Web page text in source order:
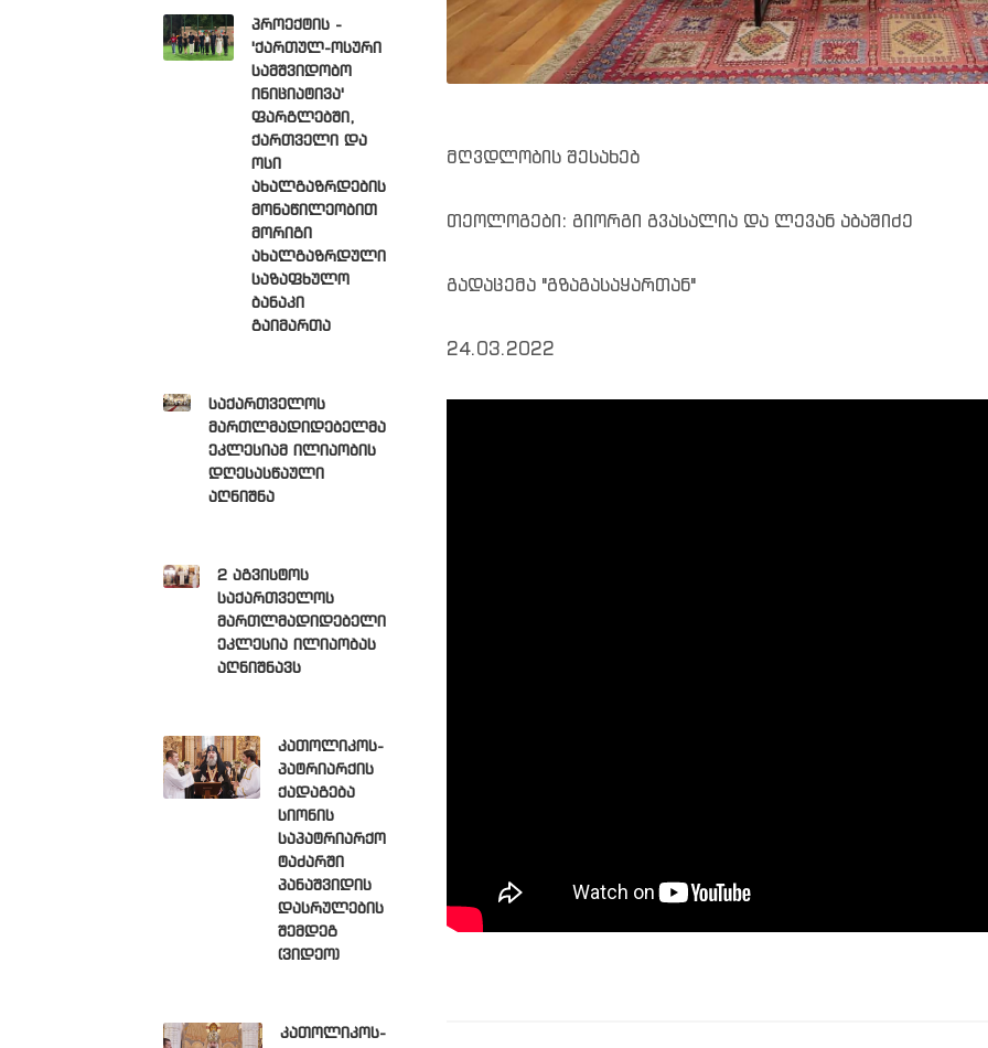
მღვდლობის შესახებ
თეოლოგები: გიორგი გვასალია და ლევან აბაშიძე
გადაცემა "გზაგასაყართან"
24.03.2022
პროექტის -
'ქართულ-ოსური
სამშვიდობო
ინიციატივა'
ფარგლებში,
ქართველი და
ოსი
ახალგაზრდების
მონაწილეობით
მორიგი
ახალგაზრდული
საზაფხულო
ბანაკი
გაიმართა
საქართველოს
მართლმადიდებელმა
ეკლესიამ ილიაობის
დღესასწაული
აღნიშნა
2 აგვისტოს
საქართველოს
მართლმადიდებელი
ეკლესია ილიაობას
აღნიშნავს
კათოლიკოს-
პატრიარქის
ქადაგება
სიონის
საპატრიარქო
ტაძარში
პანაშვიდის
დასრულების
შემდეგ
(ვიდეო)
კათოლიკოს-